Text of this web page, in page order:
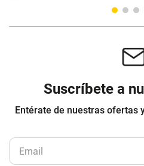
Suscríbete a
Entérate de nuestras ofertas